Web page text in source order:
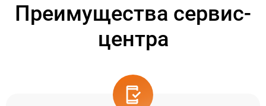
Преимущества сервис-
центра